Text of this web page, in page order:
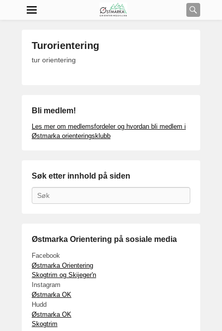
Turorientering
P
d
o
n
o
b
e
2
0
1
7
b
y
a
tur orientering
Bli medlem!
Les mer om medlemsfordeler og hvordan bli medlem i
Østmarka orienteringsklubb
Søk etter innhold på siden
Search
Østmarka Orientering på sosiale media
Facebook
Østmarka Orientering
Skogtrim og Skijeger'n
Instagram
Østmarka OK
Hudd
Østmarka OK
Skogtrim